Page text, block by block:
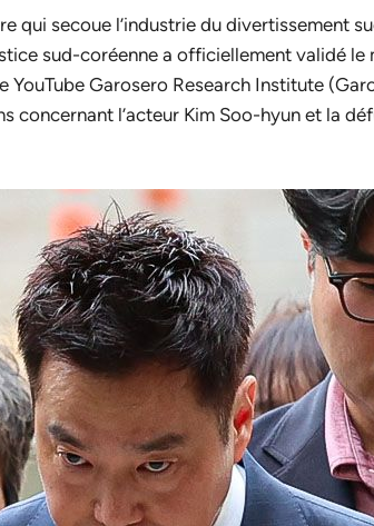
qui secoue l’industrie du divertissement
sud-coréenne a officiellement validé le
YouTubeGarosero Research Institute
concernant l’acteur Kim Soo-hyun et la